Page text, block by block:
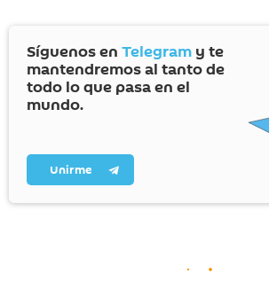
Síguenos en Telegram y te
mantendremos al tanto de
todo lo que pasa en el
mundo.
Unirme